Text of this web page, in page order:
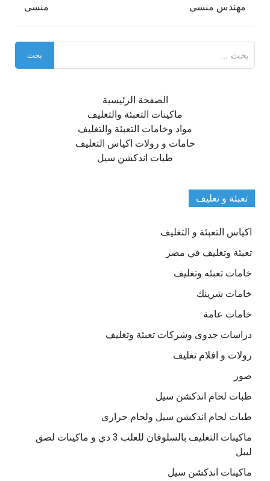
مهندس منسى
منسى
عن:
الصفحة الرئيسية
ماكينات التعبئة والتغليف
مواد وخامات التعبئة والتغليف
خامات و رولات اكياس التغليف
طبات اندكشن سيل
تعبئة و تغليف
اكياس التعبئة و التغليف
تعبئة وتغليف في مصر
خامات تعبئه وتغليف
خامات شرينك
خامات عامة
دراسات جدوى وشركات تعبئة وتغليف
رولات و افلام تغليف
صور
طبات لحام اندكشن سيل
طبات لحام اندكشن سيل ولحام حرارى
ماكينات التغليف بالسلوفان للعلب 3 دي و ماكينات لصق
ليبل
ماكينات اندكشن سيل